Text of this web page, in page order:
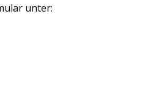
unter: